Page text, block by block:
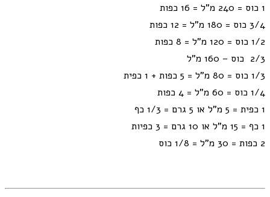
1 כוס = 240 מ"ל = 16 כפות
3/4 כוס = 180 מ"ל = 12 כפות
1/2 כוס = 120 מ"ל = 8 כפות
2/3 כוס – 160 מ”ל
1/3 כוס = 80 מ"ל = 5 כפות + 1 כפית
1/4 כוס = 60 מ"ל = 4 כפות
1 כפית = 5 מ”ל או 5 גרם = 1/3 כף
1 כף = 15 מ”ל או 10 גרם = 3 כפיות
2 כפות = 30 מ”ל = 1/8 כוס